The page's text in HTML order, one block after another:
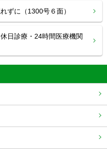
ずに（1300号６面）
日診療・24時間医療機関